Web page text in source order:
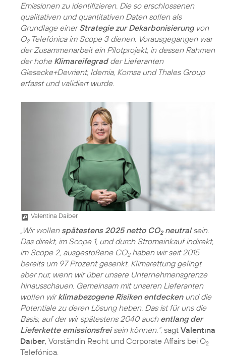
Emissionen zu identifizieren. Die so erschlossenen
qualitativen und quantitativen Daten sollen als
Grundlage einerStrategie zur Dekarbonisierungvon
O2Telefónica im Scope 3 dienen. Vorausgegangen war
der Zusammenarbeit ein Pilotprojekt, in dessen Rahmen
der hohe Klimareifegradder Lieferanten
Giesecke+Devrient, Idemia, Komsa und Thales Group
erfasst und validiert wurde.
Valentina Daiber
„Wir wollen spätestens 2025 netto CO2neutralsein.
Das direkt, im Scope 1, und durch Stromeinkauf indirekt,
im Scope 2, ausgestoßene CO2haben wir seit 2015
bereits um 97 Prozent gesenkt. Klimarettung gelingt
aber nur, wenn wir über unsere Unternehmensgrenze
hinausschauen. Gemeinsam mit unseren Lieferanten
wollen wirklimabezogene Risiken entdeckenund die
Potentiale zu deren Lösung heben. Das ist für uns die
Basis, auf der wir spätestens 2040 auch entlang der
Lieferkette emissionsfreisein können.“, sagt Valentina
Daiber, Vorständin Recht und Corporate Affairs bei O2
Telefónica.